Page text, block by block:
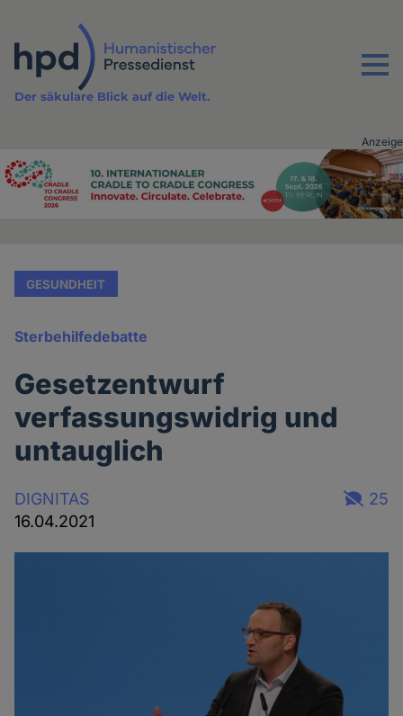
Inhalt
Menu
Der säkulare Blick auf die Welt.
Advertising
Anzeige
GESUNDHEIT
Sterbehilfedebatte
Gesetzentwurf
verfassungswidrig und
untauglich
DIGNITAS
16.04.2021
25